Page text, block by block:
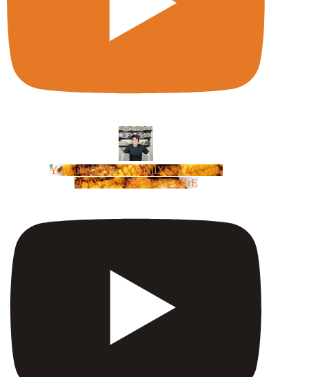
YouTube Video UCm5llXSLY4CyCX-
zC8XosTw_huaQwN_rBrE